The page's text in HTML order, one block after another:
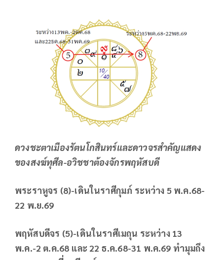
ดวงชะตาเมืองรัตนโกสินทร์และดาวจรสำคัญแสดง
ของสงฆ์ทุศีล-อวิชชาต้องจักรพฤหัสบดี
พระราหูจร (8)-เดินในราศีกุมภ์ ระหว่าง 5 พ.ค.68-
22 พ.ย.69
พฤหัสบดีจร (5)-เดินในราศีเมถุน ระหว่าง 13
พ.ค.-2 ต.ค.68 และ 22 ธ.ค.68-31 พ.ค.69 ทำมุมถึง